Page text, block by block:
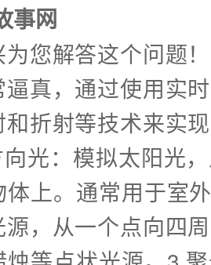
事网
您解答这个问题
真，通过使用实
折射等技术来实
光：模拟太阳光
体上。通常用于室
，从一个点向四